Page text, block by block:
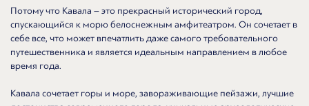
Потому что Кавала – это прекрасный исторический город,
спускающийся к морю белоснежным амфитеатром. Он сочетает в
себе все, что может впечатлить даже самого требовательного
путешественника и является идеальным направлением в любое
время года.
Кавала сочетает горы и море, завораживающие пейзажи, лучшие